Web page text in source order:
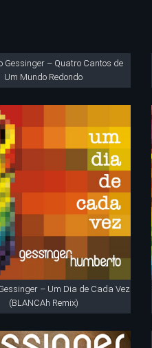
Gessinger – Quatro Cantos de
Um Mundo Redondo
– Um Dia de Cada Vez
(BLANCAh Remix)